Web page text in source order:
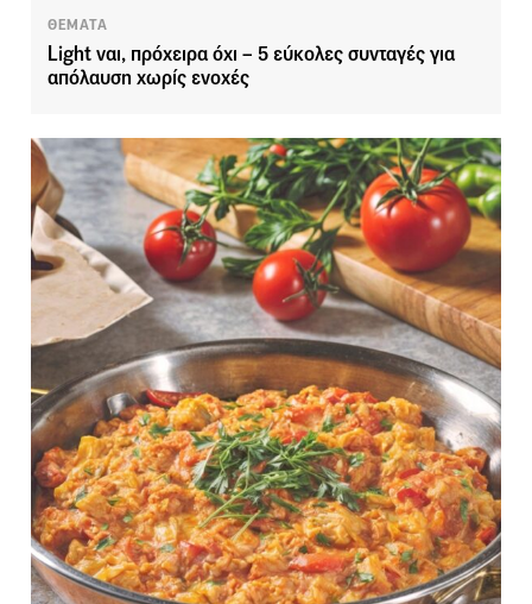
ΘΕΜΑΤΑ
Light ναι, πρόχειρα όχι – 5 εύκολες συνταγές για
απόλαυση χωρίς ενοχές